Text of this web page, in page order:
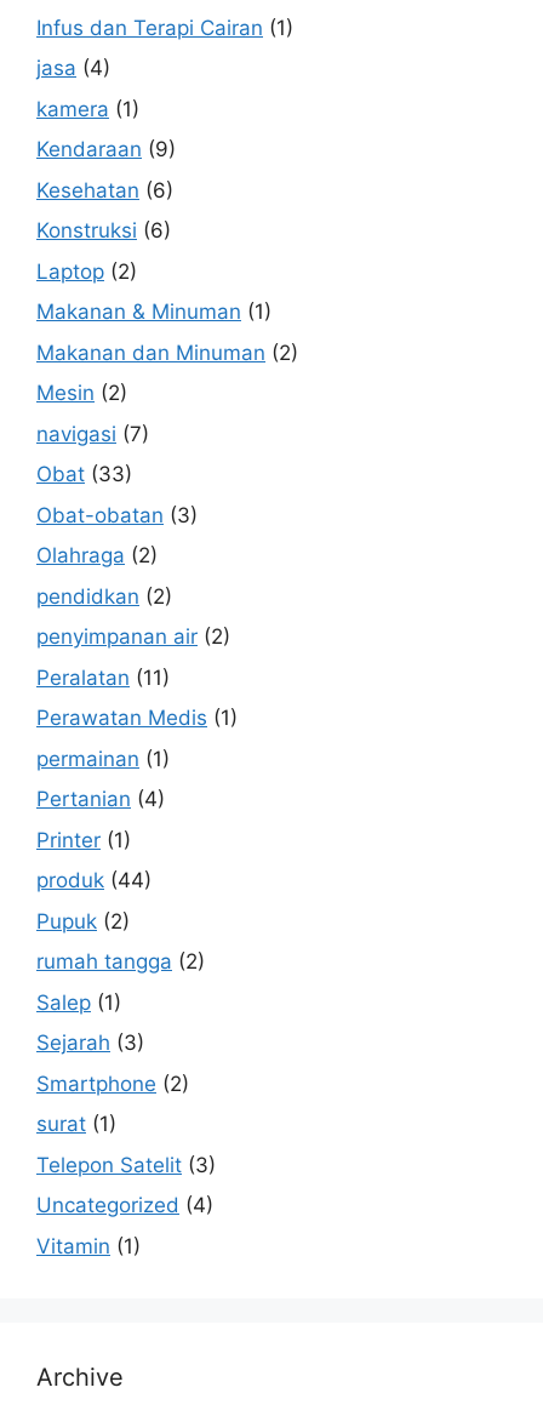
Infus dan Terapi Cairan (1)
jasa (4)
kamera (1)
Kendaraan (9)
Kesehatan (6)
Konstruksi (6)
Laptop (2)
Makanan & Minuman (1)
Makanan dan Minuman (2)
Mesin (2)
navigasi (7)
Obat (33)
Obat-obatan (3)
Olahraga (2)
pendidkan (2)
penyimpanan air (2)
Peralatan (11)
Perawatan Medis (1)
permainan (1)
Pertanian (4)
Printer (1)
produk (44)
Pupuk (2)
rumah tangga (2)
Salep (1)
Sejarah (3)
Smartphone (2)
surat (1)
Telepon Satelit (3)
Uncategorized (4)
Vitamin (1)
Archive